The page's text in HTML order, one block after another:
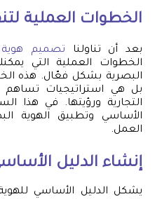
الخطوات العملية
بعد أن تناولنا تصميم
الخطوات العملية التي
البصرية بشكل فعّال. هذه
بل هي استراتيجيات
التجارية ورؤيتها. في هذا
الأساسي وتطبيق الهوية
العمل.
إنشاء الدليل
يشكل الدليل الأساسي